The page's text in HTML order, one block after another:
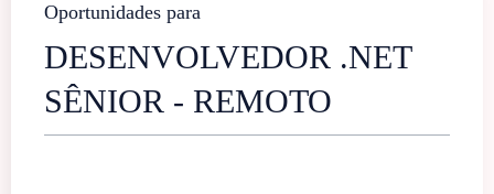
Oportunidades para
DESENVOLVEDOR .NET
SÊNIOR - REMOTO